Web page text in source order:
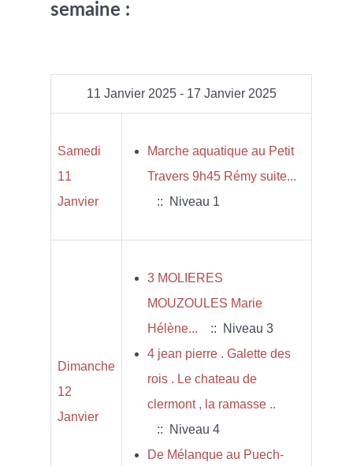
semaine :
11 Janvier 2025 - 17 Janvier 2025
Samedi
11
Janvier
Marche aquatique au Petit
Travers 9h45 Rémy suite...
:: Niveau 1
Dimanche
12
Janvier
3 MOLIERES
MOUZOULES Marie
Hélène...
:: Niveau 3
4 jean pierre . Galette des
rois . Le chateau de
clermont , la ramasse ..
:: Niveau 4
De Mélanque au Puech-